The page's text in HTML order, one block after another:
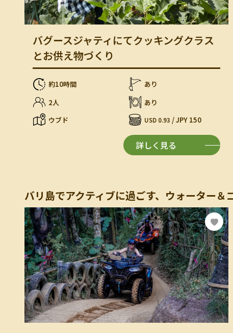
バグースジャティにてクッキングクラス
とお供え物づくり
約10時間
あり
2人
あり
ウブド
USD 0.93 / JPY 150
詳しく見る
バリ島でアクティブに過ごす、ウォーター＆